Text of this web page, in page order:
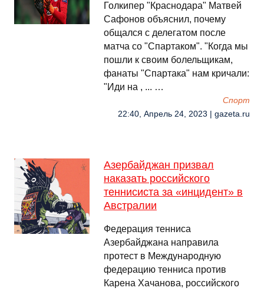
Голкипер "Краснодара" Матвей
Сафонов объяснил, почему
общался с делегатом после
матча со "Спартаком". "Когда мы
пошли к своим болельщикам,
фанаты "Спартака" нам кричали:
"Иди на , ... …
Спорт
22:40, Апрель 24, 2023 | gazeta.ru
Азербайджан призвал
наказать российского
теннисиста за «инцидент» в
Австралии
Федерация тенниса
Азербайджана направила
протест в Международную
федерацию тенниса против
Карена Хачанова, российского